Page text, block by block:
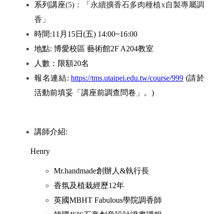
系列講座(5) ： 「 永續擴香石多肉種植x自製專屬調
香」
時間:11月15日(五) 14:00~16:00
地點: 博愛校區 藝術館2F A204教室
人數：限額20名
報名連結: https://tms.utaipei.edu.tw/course/999 (請於
活動前填妥「講座前調查問卷」。)
講師介紹:
Henry
Mr.handmade創辦人&執行長
香氛及植栽經歷12年
英國MBHT Fabulous學院調香師